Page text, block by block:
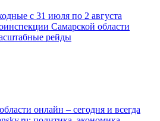
с 31 июля по 2 августа
Самарской области
рейды